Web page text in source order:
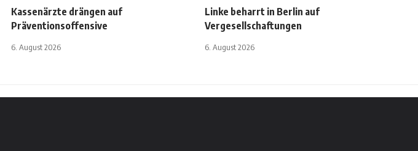
Kassenärzte drängen auf
Präventionsoffensive
6. August 2026
Linke beharrt in Berlin auf
Vergesellschaftungen
6. August 2026